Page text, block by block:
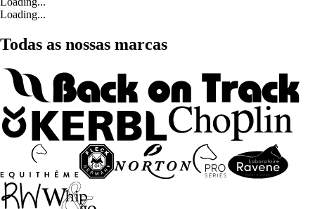
Loading...
Todas as nossas marcas